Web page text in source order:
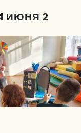
ИЮНЯ 2